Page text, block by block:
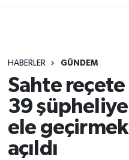
HABERLER GÜNDEM
Sahte
39
ele
açıldı
Atamalar
Mevzuat
Sendika
Tüm Manşetler
Son Dakika Haberleri
Haber Arşivi